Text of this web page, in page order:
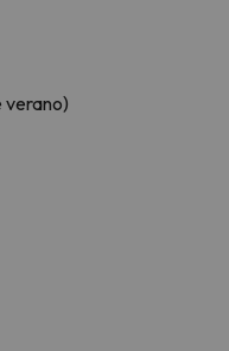
verano)